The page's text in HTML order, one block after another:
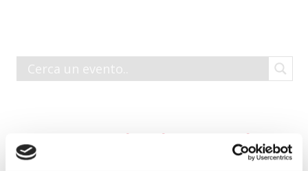
Prossimi eventi